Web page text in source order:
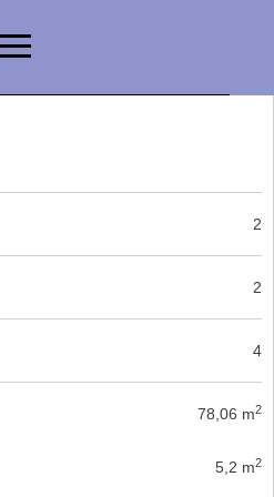
2
2
4
78,06 m2
5,2 m2